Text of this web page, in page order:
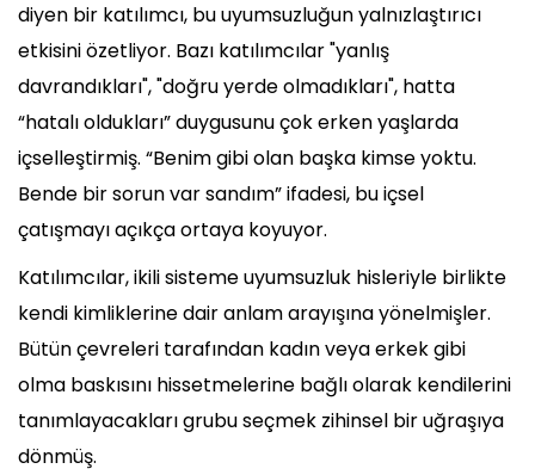
diyen bir katılımcı, bu uyumsuzluğun yalnızlaştırıcı
etkisini özetliyor. Bazı katılımcılar "yanlış
davrandıkları", "doğru yerde olmadıkları", hatta
“hatalı oldukları” duygusunu çok erken yaşlarda
içselleştirmiş. “Benim gibi olan başka kimse yoktu.
Bende bir sorun var sandım” ifadesi, bu içsel
çatışmayı açıkça ortaya koyuyor.
Katılımcılar, ikili sisteme uyumsuzluk hisleriyle birlikte
kendi kimliklerine dair anlam arayışına yönelmişler.
Bütün çevreleri tarafından kadın veya erkek gibi
olma baskısını hissetmelerine bağlı olarak kendilerini
tanımlayacakları grubu seçmek zihinsel bir uğraşıya
dönmüş.